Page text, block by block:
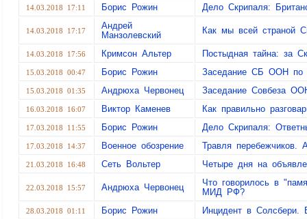
14.03.2018 17:11 Борис Рожин Дело Скрипаля:
14.03.2018 17:17
Андрей
Манзолевский
Как мы всей страной
14.03.2018 17:56 Кримсон Альтер Постыдная тайна: за
15.03.2018 00:47 Борис Рожин Заседание СБ ООН по
15.03.2018 01:35 Андрюха Червонец Заседание Совбеза
16.03.2018 16:07 Виктор Каменев Как правильно
17.03.2018 11:55 Борис Рожин Дело Скрипаля:
17.03.2018 14:37 Военное обозрение Травля перебежчиков.
21.03.2018 16:48 Сеть Вольтер Четыре дня на
22.03.2018 15:57 Андрюха Червонец
Что говорилось в
МИД РФ?
28.03.2018 01:11 Борис Рожин Инцидент в Солсбери.